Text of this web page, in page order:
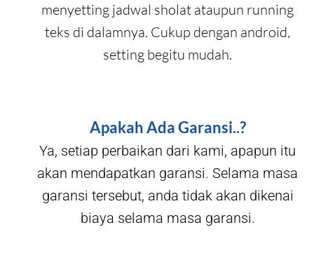
menyetting jadwal sholat ataupun running
teks di dalamnya. Cukup dengan android,
setting begitu mudah.
Apakah Ada Garansi..?
Ya, setiap perbaikan dari kami, apapun itu
akan mendapatkan garansi. Selama masa
garansi tersebut, anda tidak akan dikenai
biaya selama masa garansi.